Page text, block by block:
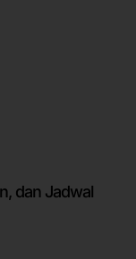
dan Jadwal